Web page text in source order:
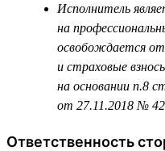
Исполнитель
на
освобождается от
и страховые
на основании п.8
от 27.11.2018 №
Ответственность